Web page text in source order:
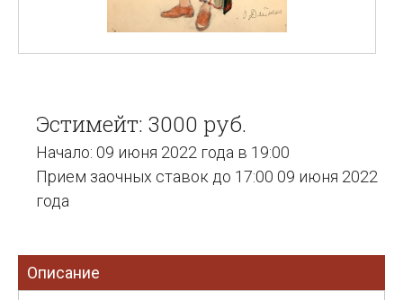
Эстимейт: 3000 руб.
Начало: 09 июня 2022 года в 19:00
Прием заочных ставок до 17:00 09 июня 2022
года
Описание